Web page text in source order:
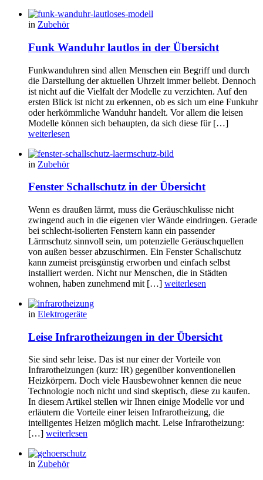
in Zubehör
Funk Wanduhr lautlos in der Übersicht
Funkwanduhren sind allen Menschen ein Begriff und durch
die Darstellung der aktuellen Uhrzeit immer beliebt. Dennoch
ist nicht auf die Vielfalt der Modelle zu verzichten. Auf den
ersten Blick ist nicht zu erkennen, ob es sich um eine Funkuhr
oder herkömmliche Wanduhr handelt. Vor allem die leisen
Modelle können sich behaupten, da sich diese für […]
weiterlesen
in Zubehör
Fenster Schallschutz in der Übersicht
Wenn es draußen lärmt, muss die Geräuschkulisse nicht
zwingend auch in die eigenen vier Wände eindringen. Gerade
bei schlecht-isolierten Fenstern kann ein passender
Lärmschutz sinnvoll sein, um potenzielle Geräuschquellen
von außen besser abzuschirmen. Ein Fenster Schallschutz
kann zumeist preisgünstig erworben und einfach selbst
installiert werden. Nicht nur Menschen, die in Städten
wohnen, haben zunehmend mit […] weiterlesen
in Elektrogeräte
Leise Infrarotheizungen in der Übersicht
Sie sind sehr leise. Das ist nur einer der Vorteile von
Infrarotheizungen (kurz: IR) gegenüber konventionellen
Heizkörpern. Doch viele Hausbewohner kennen die neue
Technologie noch nicht und sind skeptisch, diese zu kaufen.
In diesem Artikel stellen wir Ihnen einige Modelle vor und
erläutern die Vorteile einer leisen Infrarotheizung, die
intelligentes Heizen möglich macht. Leise Infrarotheizung:
[…] weiterlesen
in Zubehör